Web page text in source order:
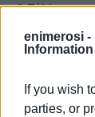
enimerosi -
Information
If you wish
parties, or
Ο Σύλλογος
συνεδρίαση
να
προτάσεις
καθαρές